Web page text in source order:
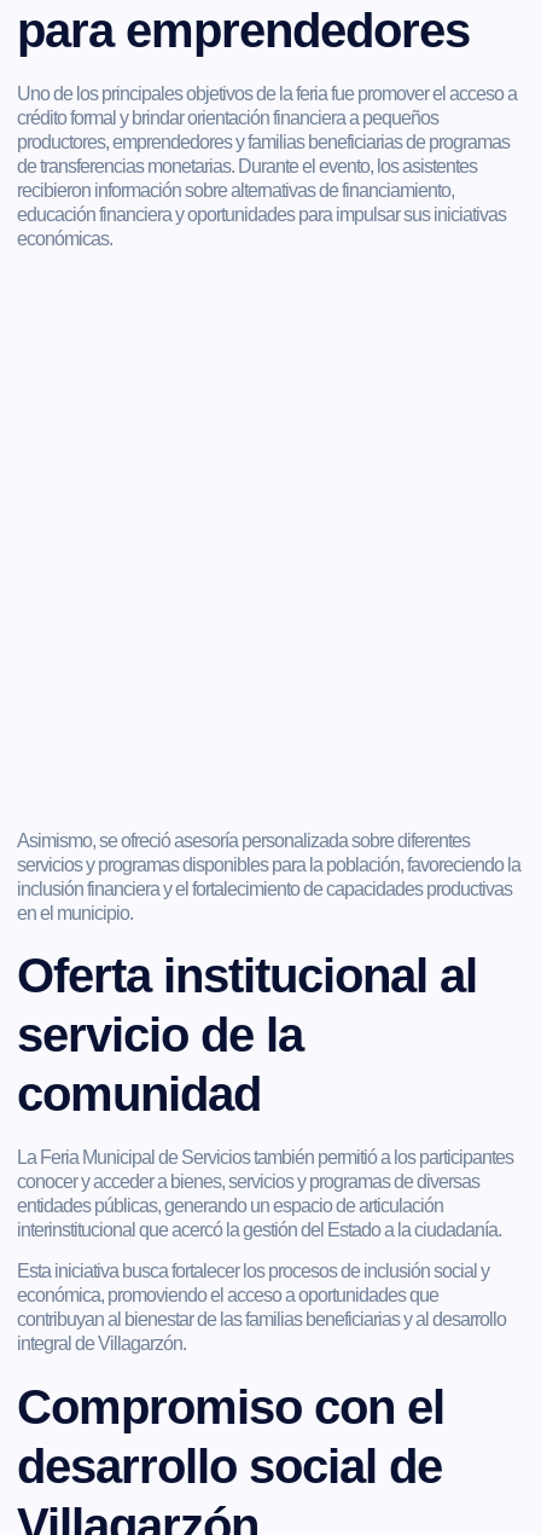
para emprendedores
Uno de los principales objetivos de la feria fue promover el acceso a
crédito formal y brindar orientación financiera a pequeños
productores, emprendedores y familias beneficiarias de programas
de transferencias monetarias. Durante el evento, los asistentes
recibieron información sobre alternativas de financiamiento,
educación financiera y oportunidades para impulsar sus iniciativas
económicas.
Asimismo, se ofreció asesoría personalizada sobre diferentes
servicios y programas disponibles para la población, favoreciendo la
inclusión financiera y el fortalecimiento de capacidades productivas
en el municipio.
Oferta institucional al
servicio de la
comunidad
La Feria Municipal de Servicios también permitió a los participantes
conocer y acceder a bienes, servicios y programas de diversas
entidades públicas, generando un espacio de articulación
interinstitucional que acercó la gestión del Estado a la ciudadanía.
Esta iniciativa busca fortalecer los procesos de inclusión social y
económica, promoviendo el acceso a oportunidades que
contribuyan al bienestar de las familias beneficiarias y al desarrollo
integral de Villagarzón.
Compromiso con el
desarrollo social de